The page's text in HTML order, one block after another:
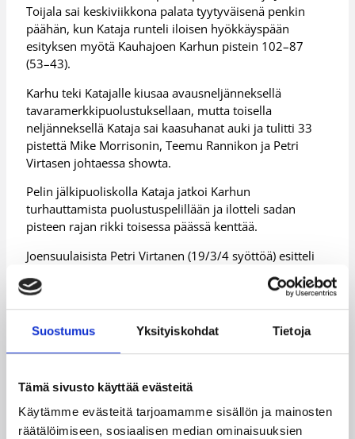
Suostumus Yksityiskohdat Tietoja
Tämä sivusto käyttää evästeitä
Käytämme evästeitä tarjoamamme sisällön ja mainosten
räätälöimiseen, sosiaalisen median ominaisuuksien
Toijala sai keskiviikkona palata tyytyväisenä penkin
päähän, kun Kataja runteli iloisen hyökkäyspään
esityksen myötä Kauhajoen Karhun pistein 102–87
(53–43).
Karhu teki Katajalle kiusaa avausneljänneksellä
tavaramerkkipuolustuksellaan, mutta toisella
neljänneksellä Kataja sai kaasuhanat auki ja tulitti 33
pistettä Mike Morrisonin, Teemu Rannikon ja Petri
Virtasen johtaessa showta.
Pelin jälkipuoliskolla Kataja jatkoi Karhun
turhauttamista puolustuspelillään ja ilotteli sadan
pisteen rajan rikki toisessa päässä kenttää.
Joensuulaisista Petri Virtanen (19/3/4 syöttöä) esitteli
kauden parastaan, eivätkä sen kehnommiksi jääneet
myöskään Mike Morrison (18/10/2 blokkia), Sami
Lehtoranta (14/4/4 syöttöä), Teemu Rannikko (14/0/3
syöttöä), Jared Newson (13/1) ja Alex Wesby (12/2).
Karhusta Andre Williamson (20/7/3 riistoa/2 blokkia) ja
KTP odotetusti kovempi Lappeenrannassa